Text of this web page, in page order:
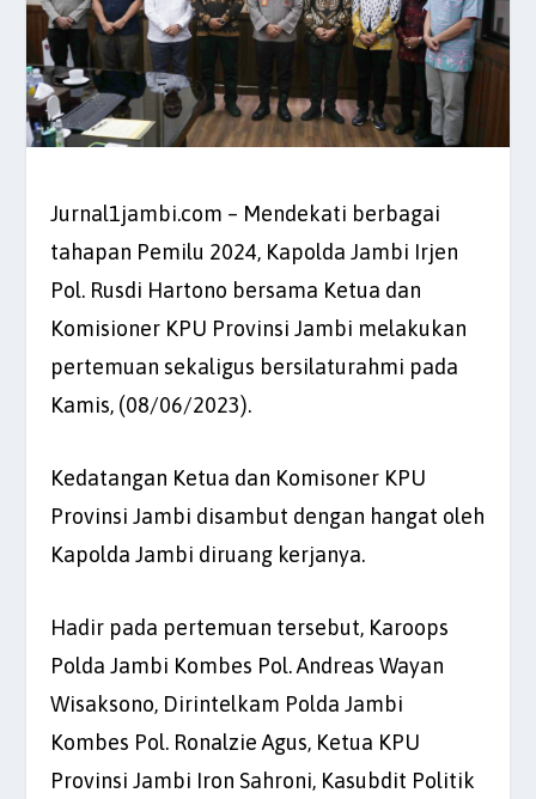
Jurnal1jambi.com – Mendekati berbagai
tahapan Pemilu 2024, Kapolda Jambi Irjen
Pol. Rusdi Hartono bersama Ketua dan
Komisioner KPU Provinsi Jambi melakukan
pertemuan sekaligus bersilaturahmi pada
Kamis, (08/06/2023).
Kedatangan Ketua dan Komisoner KPU
Provinsi Jambi disambut dengan hangat oleh
Kapolda Jambi diruang kerjanya.
Hadir pada pertemuan tersebut, Karoops
Polda Jambi Kombes Pol. Andreas Wayan
Wisaksono, Dirintelkam Polda Jambi
Kombes Pol. Ronalzie Agus, Ketua KPU
Provinsi Jambi Iron Sahroni, Kasubdit Politik